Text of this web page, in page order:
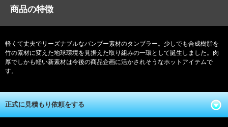
商品の特徴
軽くて丈夫でリーズナブルなバンブー素材のタンブラー。少しでも合成樹脂を
竹の素材に変えた地球環境を見据えた取り組みの一環として誕生しました。肉
厚でしかも軽い新素材は今後の商品企画に活かされそうなホットアイテムで
す。
正式に見積もり依頼をする